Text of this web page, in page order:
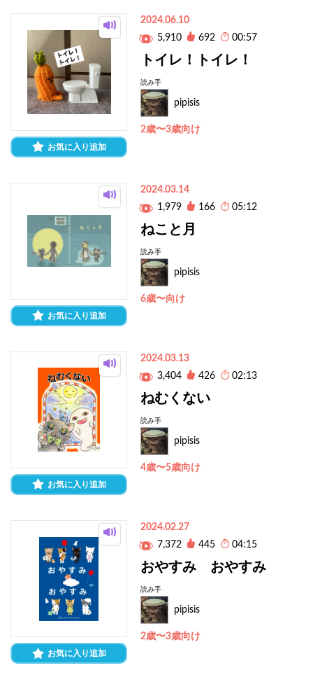
お気に入り追加
2024.06.10
5,910
692 00:57
トイレ！トイレ！
読み手
pipisis
2歳〜3歳向け
お気に入り追加
2024.03.14
1,979
166 05:12
ねこと月
読み手
pipisis
6歳〜向け
お気に入り追加
2024.03.13
3,404
426 02:13
ねむくない
読み手
pipisis
4歳〜5歳向け
お気に入り追加
2024.02.27
7,372
445 04:15
おやすみ おやすみ
読み手
pipisis
2歳〜3歳向け